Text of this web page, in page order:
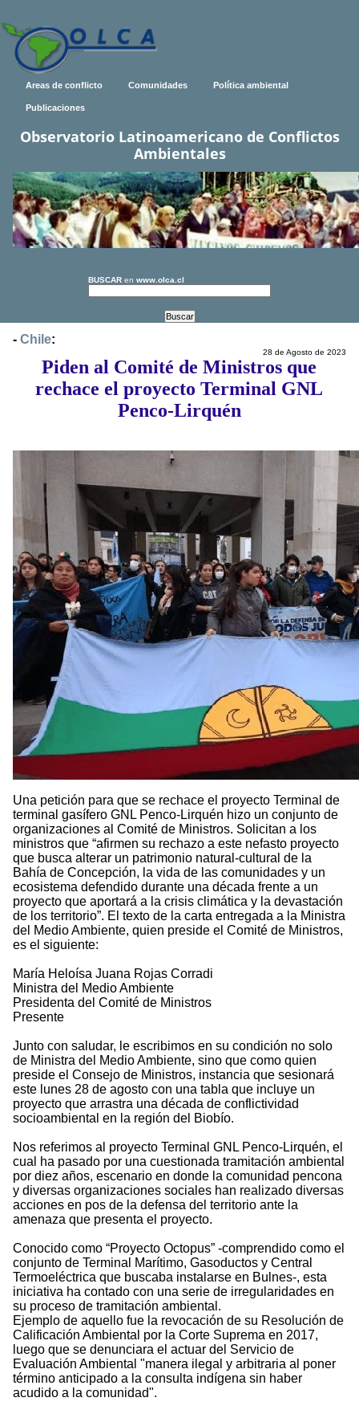
Areas de conflicto Comunidades Política ambiental
Publicaciones
Observatorio Latinoamericano de Conflictos
Ambientales
BUSCAR en www.olca.cl
- Chile:
28 de Agosto de 2023
Piden al Comité de Ministros que
rechace el proyecto Terminal GNL
Penco-Lirquén
Una petición para que se rechace el proyecto Terminal de
terminal gasífero GNL Penco-Lirquén hizo un conjunto de
organizaciones al Comité de Ministros. Solicitan a los
ministros que “afirmen su rechazo a este nefasto proyecto
que busca alterar un patrimonio natural-cultural de la
Bahía de Concepción, la vida de las comunidades y un
ecosistema defendido durante una década frente a un
proyecto que aportará a la crisis climática y la devastación
de los territorio”. El texto de la carta entregada a la Ministra
del Medio Ambiente, quien preside el Comité de Ministros,
es el siguiente:
María Heloísa Juana Rojas Corradi
Ministra del Medio Ambiente
Presidenta del Comité de Ministros
Presente
Junto con saludar, le escribimos en su condición no solo
de Ministra del Medio Ambiente, sino que como quien
preside el Consejo de Ministros, instancia que sesionará
este lunes 28 de agosto con una tabla que incluye un
proyecto que arrastra una década de conflictividad
socioambiental en la región del Biobío.
Nos referimos al proyecto Terminal GNL Penco-Lirquén, el
cual ha pasado por una cuestionada tramitación ambiental
por diez años, escenario en donde la comunidad pencona
y diversas organizaciones sociales han realizado diversas
acciones en pos de la defensa del territorio ante la
amenaza que presenta el proyecto.
Conocido como “Proyecto Octopus” -comprendido como el
conjunto de Terminal Marítimo, Gasoductos y Central
Termoeléctrica que buscaba instalarse en Bulnes-, esta
iniciativa ha contado con una serie de irregularidades en
su proceso de tramitación ambiental.
Ejemplo de aquello fue la revocación de su Resolución de
Calificación Ambiental por la Corte Suprema en 2017,
luego que se denunciara el actuar del Servicio de
Evaluación Ambiental "manera ilegal y arbitraria al poner
término anticipado a la consulta indígena sin haber
acudido a la comunidad".